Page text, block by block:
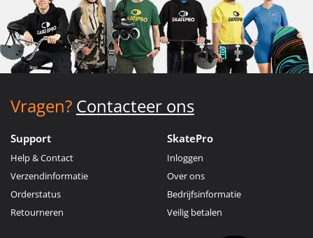
Vragen? Contacteer ons
Support
Help & Contact
Verzendinformatie
Orderstatus
Retourneren
SkatePro
Inloggen
Over ons
Bedrijfsinformatie
Veilig betalen